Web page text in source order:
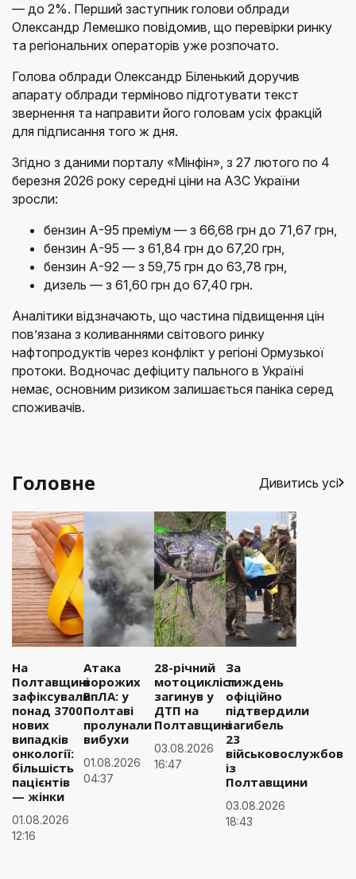
— до 2%. Перший заступник голови облради
Олександр Лемешко повідомив, що перевірки ринку
та регіональних операторів уже розпочато.
Голова облради Олександр Біленький доручив
апарату облради терміново підготувати текст
звернення та направити його головам усіх фракцій
для підписання того ж дня.
Згідно з даними порталу «Мінфін», з 27 лютого по 4
березня 2026 року середні ціни на АЗС України
зросли:
бензин А-95 преміум — з 66,68 грн до 71,67 грн,
бензин А-95 — з 61,84 грн до 67,20 грн,
бензин А-92 — з 59,75 грн до 63,78 грн,
дизель — з 61,60 грн до 67,40 грн.
Аналітики відзначають, що частина підвищення цін
пов’язана з коливаннями світового ринку
нафтопродуктів через конфлікт у регіоні Ормузької
протоки. Водночас дефіциту пального в Україні
немає, основним ризиком залишається паніка серед
споживачів.
Головне Дивитись усі
На
Полтавщині
зафіксували
понад 3700
нових
випадків
онкології:
більшість
пацієнтів
— жінки
01.08.2026
12:16
Атака
ворожих
БпЛА: у
Полтаві
пролунали
вибухи
01.08.2026
04:37
28-річний
мотоцикліст
загинув у
ДТП на
Полтавщині
03.08.2026
16:47
За
тиждень
офіційно
підтвердили
загибель
23
із
Полтавщини
03.08.2026
18:43